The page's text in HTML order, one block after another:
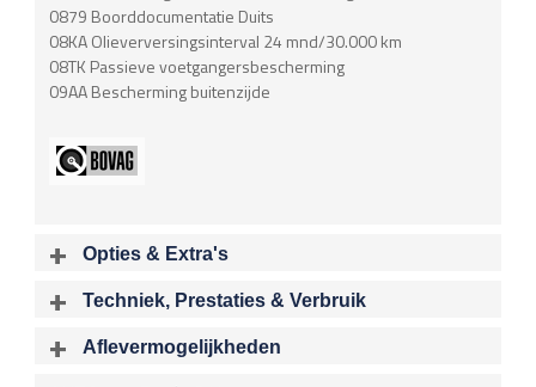
0879 Boorddocumentatie Duits
08KA Olieverversingsinterval 24 mnd/30.000 km
08TK Passieve voetgangersbescherming
09AA Bescherming buitenzijde
Opties & Extra's
Dimlichten automatisch
Techniek, Prestaties & Verbruik
4 1997 cc
Aflevermogelijkheden